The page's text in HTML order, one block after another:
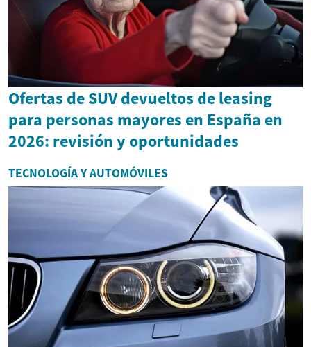
Ofertas de SUV devueltos de leasing
para personas mayores en España en
2026: revisión y oportunidades
TECNOLOGÍA Y AUTOMÓVILES